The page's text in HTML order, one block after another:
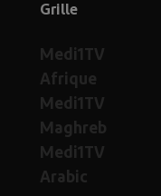
Grille
Medi1TV
Afrique
Medi1TV
Maghreb
Medi1TV
Arabic